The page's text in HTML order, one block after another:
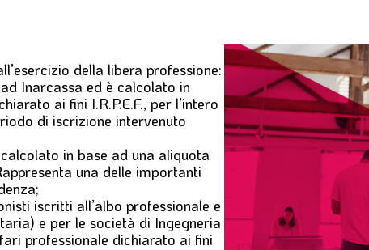
della libera professione:
Inarcassa ed è calcolato in
ai fini I.R.P.E.F., per l’intero
di iscrizione intervenuto
in base ad una aliquota
una delle importanti
iscritti all’albo professionale e
e per le società di Ingegneria
professionale dichiarato ai fini